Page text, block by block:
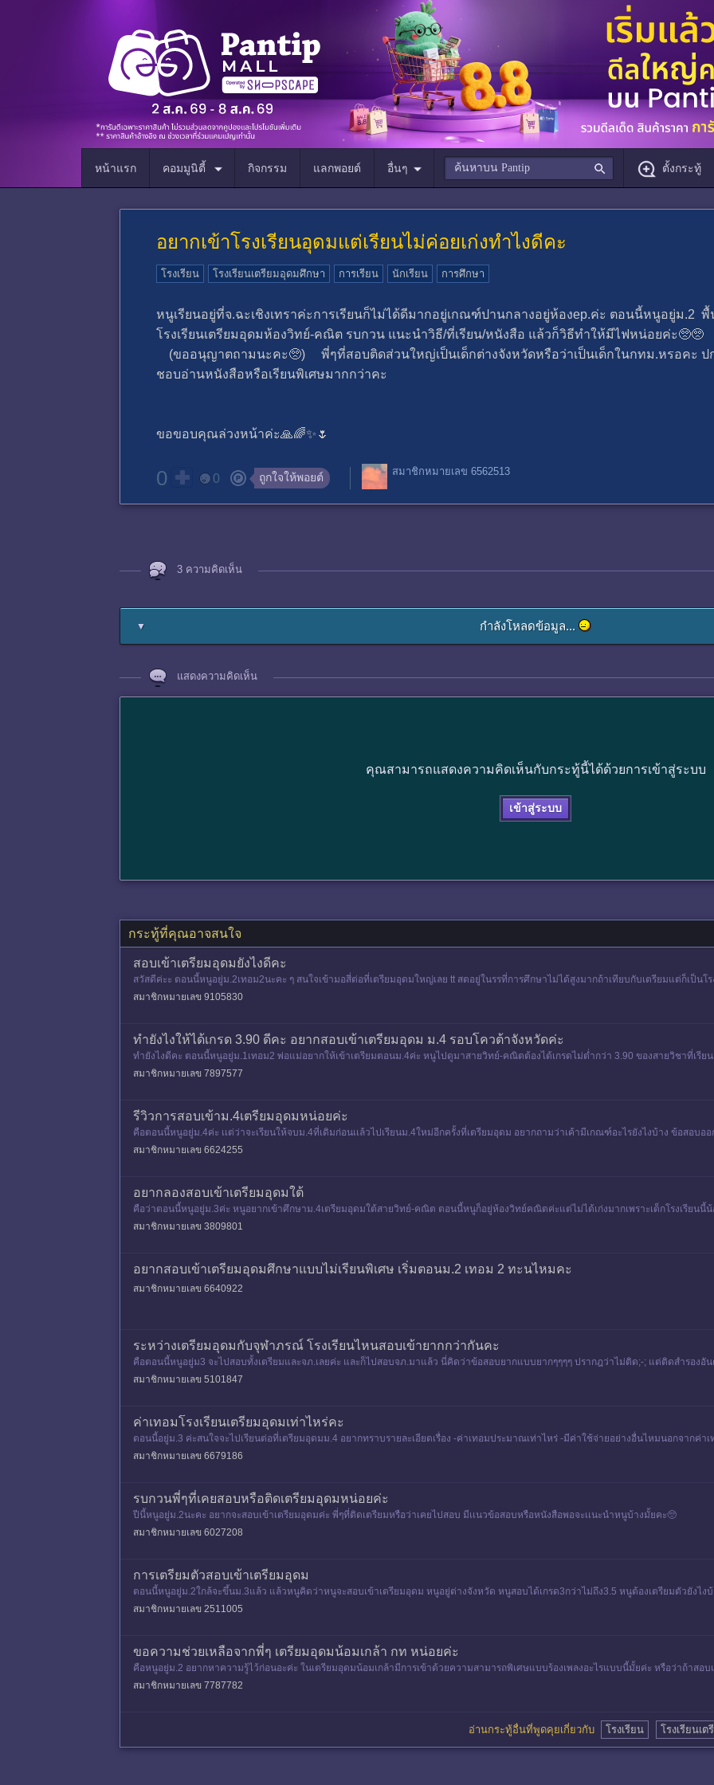
หน้าแรก คอมมูนิตี้ กิจกรรม แลกพอยต์ อื่นๆ ตั้งกระทู้
อยากเข้าโรงเรียนอุดมแต่เรียนไม่ค่อยเก่งทำไงดีคะ
โรงเรียน โรงเรียนเตรียมอุดมศึกษา การเรียน นักเรียน การศึกษา
หนูเรียนอยู่ที่จ.ฉะเชิงเทราค่ะการเรียนก็ไม่ได้ดีมากอยู่เกณฑ์ปานกลางอยู่ห้องep.ค่ะ ตอนนี้หนูอยู่ม.2
โรงเรียนเตรียมอุดมห้องวิทย์-คณิต รบกวน แนะนำวิธี/ที่เรียน/หนังสือ แล้วก็วิธีทำให้มีไฟหน่อยค่ะ🥺🥺
(ขออนุญาตถามนะคะ🥺) พี่ๆที่สอบติดส่วนใหญ่เป็นเด็กต่างจังหวัดหรือว่าเป็นเด็กในกทม.หรอคะ
ชอบอ่านหนังสือหรือเรียนพิเศษมากกว่าคะ
ขอขอบคุณล่วงหน้าค่ะ🙏🌈✨🌷
0 0 ถูกใจให้พอยต์ สมาชิกหมายเลข 6562513
3 ความคิดเห็น
▼ กำลังโหลดข้อมูล...
แสดงความคิดเห็น
คุณสามารถแสดงความคิดเห็นกับกระทู้นี้ได้ด้วยการเข้าสู่ระบบ
เข้าสู่ระบบ
กระทู้ที่คุณอาจสนใจ
สอบเข้าเตรียมอุดมยังไงดีคะ
สวัสดีค่ะะ ตอนนี้หนูอยู่ม.2เทอม2นะคะ ๆ สนใจเข้ามอสี่ต่อที่เตรียมอุดมใหญ่เลย tt สตอยู่ในรรที่การศึกษาไม่ได้สูงมากถ้าเทียบกับเตรียมแต่ก็เป็น
ท
สมาชิกหมายเลข 9105830
ทำยังไงให้ได้เกรด 3.90 ดีคะ อยากสอบเข้าเตรียมอุดม ม.4 รอบโควต้าจังหวัดค่ะ
ทำยังไงดีคะ ตอนนี้หนูอยู่ม.1เทอม2 พ่อแม่อยากให้เข้าเตรียมตอนม.4ค่ะ หนูไปดูมาสายวิทย์-คณิตต้องได้เกรดไม่ต่ำกว่า 3.90 ของสายวิชาที่เ
ได้ วิทย์
สมาชิกหมายเลข 7897577
รีวิวการสอบเข้าม.4เตรียมอุดมหน่อยค่ะ
คือตอนนี้หนูอยู่ม.4ค่ะ เเต่ว่าจะเรียนให้จบม.4ที่เดิมก่อนเเล้วไปเรียนม.4ใหม่อีกครั้งที่เตรียมอุดม อยากถามว่าเค้ามีเกณฑ์อะไรยังไงบ้าง ข้อสอบ
กเคมีชีวะอยู
สมาชิกหมายเลข 6624255
อยากลองสอบเข้าเตรียมอุดมใต้
คือว่าตอนนี้หนูอยู่ม.3ค่ะ หนูอยากเข้าศึกษาม.4เตรียมอุดมใต้สายวิทย์-คณิต ตอนนี้หนูก็อยู่ห้องวิทย์คณิตค่ะแต่ไม่ได้เก่งมากเพราะเด็กโรงเรียนนี้
างเอนไปทา
สมาชิกหมายเลข 3809801
อยากสอบเข้าเตรียมอุดมศึกษาแบบไม่เรียนพิเศษ เริ่มตอนม.2 เทอม 2 ทะนไหมคะ
สมาชิกหมายเลข 6640922
ระหว่างเตรียมอุดมกับจุฬาภรณ์ โรงเรียนไหนสอบเข้ายากกว่ากันคะ
คือตอนนี้หนูอยู่ม3 จะไปสอบทั้งเตรียมและจภ.เลยค่ะ และก็ไปสอบจภ.มาแล้ว นี่คิดว่าข้อสอบยากแบบยากๆๆๆๆ ปรากฎว่าไม่ติด;-; แต่ติดสำรองอั
อยากเข้าเตรียมมากกว่
สมาชิกหมายเลข 5101847
ค่าเทอมโรงเรียนเตรียมอุดมเท่าไหร่คะ
ตอนนี้อยู่ม.3 ค่ะสนใจจะไปเรียนต่อที่เตรียมอุดมม.4 อยากทราบรายละเอียดเรื่อง -ค่าเทอมประมาณเท่าไหร่ -มีค่าใช้จ่ายอย่างอื่นไหมนอกจาก
นนี้สำคัญมากค่ะค
สมาชิกหมายเลข 6679186
รบกวนพี่ๆที่เคยสอบหรือติดเตรียมอุดมหน่อยค่ะ
ปีนี้หนูอยู่ม.2นะคะ อยากจะสอบเข้าเตรียมอุดมค่ะ พี่ๆที่ติดเตรียมหรือว่าเคยไปสอบ มีเเนวข้อสอบหรือหนังสือพอจะเเนะนำหนูบ้างมั้ยคะ🥺
สมาชิกหมายเลข 6027208
การเตรียมตัวสอบเข้าเตรียมอุดม
ตอนนี้หนูอยู่ม.2ใกล้จะขึ้นม.3แล้ว แล้วหนูคิดว่าหนูจะสอบเข้าเตรียมอุดม หนูอยู่ต่างจังหวัด หนูสอบได้เกรด3กว่าไม่ถึง3.5 หนูต้องเตรียมตัวยังไ
สมาชิกหมายเลข 2511005
ขอความช่วยเหลือจากพี่ๆ เตรียมอุดมน้อมเกล้า กท หน่อยค่ะ
คือหนูอยู่ม.2 อยากหาความรู้ไว้ก่อนอะค่ะ ในเตรียมอุดมน้อมเกล้ามีการเข้าด้วยความสามารถพิเศษแบบร้องเพลงอะไรแบบนี้มั้ยค่ะ หรือว่าถ้าสอ
มั้ยค่ะ ขอสอบถามเ
สมาชิกหมายเลข 7787782
อ่านกระทู้อื่นที่พูดคุยเกี่ยวกับ โรงเรียน โรงเรียนเ